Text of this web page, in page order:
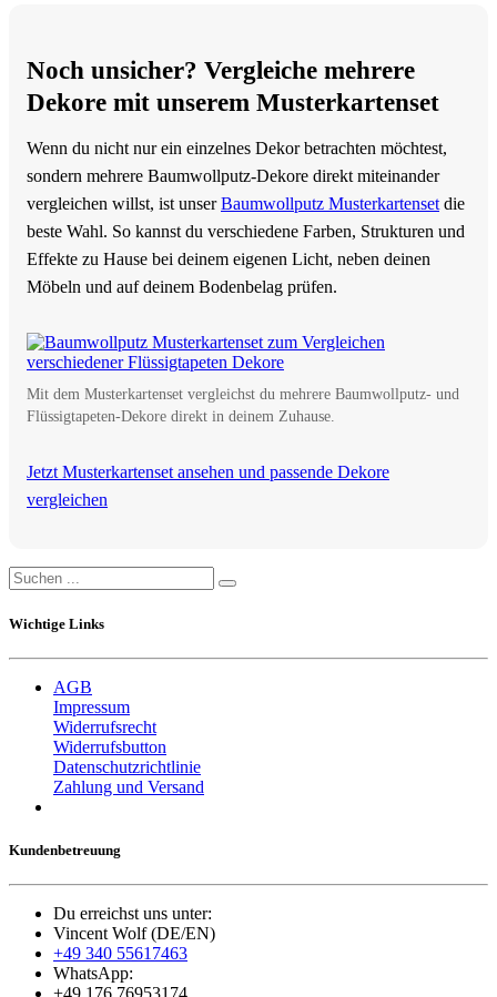
Noch unsicher? Vergleiche mehrere
Dekore mit unserem Musterkartenset
Wenn du nicht nur ein einzelnes Dekor betrachten möchtest,
sondern mehrere Baumwollputz-Dekore direkt miteinander
vergleichen willst, ist unserBaumwollputz Musterkartenset die
beste Wahl. So kannst du verschiedene Farben, Strukturen und
Effekte zu Hause bei deinem eigenen Licht, neben deinen
Möbeln und auf deinem Bodenbelag prüfen.
Mit dem Musterkartenset vergleichst du mehrere Baumwollputz- und
Flüssigtapeten-Dekore direkt in deinem Zuhause.
Jetzt Musterkartenset ansehen und passende Dekore
vergleichen
Wichtige Links
AGB
Impressum
Widerrufsrecht
Widerrufsbutton
Datenschutzrichtlinie
Zahlung und Versand
Kundenbetreuung
Du erreichst uns unter:
Vincent Wolf (DE/EN)
+49 340 55617463
WhatsApp:
+49 176 76953174